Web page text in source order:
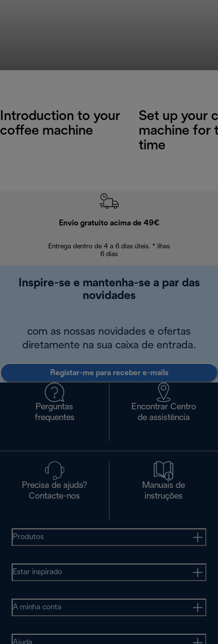
Introduction to your
coffee machine
Set up your
machine for
time
Envio gratuito acima de 49€
Entrega dentro de 4 a 6 dias úteis. * ilhas
6 dias
Inspire-se e mantenha-se a par das
novidades
com as nossas novidades e ofertas
diretamente na sua caixa de entrada.
Registar-me para receber e-mails
Perguntas
frequentes
Encontrar Centro
de assistência
Precisa de ajuda?
Contacte-nos
Manuais de
instruções
Produtos
Estar inspirado
A minha conta
Ajuda